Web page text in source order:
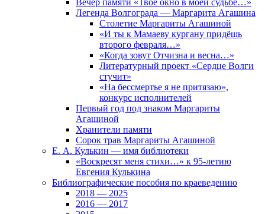
Вечер памяти «Твое окно в моей судьбе…»
Легенда Волгограда — Маргарита Агашина
Столетие Маргариты Агашиной
«И ты к Мамаеву кургану придёшь
второго февраля…»
«Когда зовут Отчизна и весна…»
Литературный проект «Сердце Волги
стучит»
«На бессмертье я не притязаю»,
конкурс исполнителей
Первый год под знаком Маргариты
Агашиной
Хранители памяти
Сорок трав Маргариты Агашиной
Е. А. Кулькин — имя библиотеки
«Воскресят меня стихи…» к 95-летию
Евгения Кулькина
Библиографические пособия по краеведению
2018 — 2025
2016 — 2017